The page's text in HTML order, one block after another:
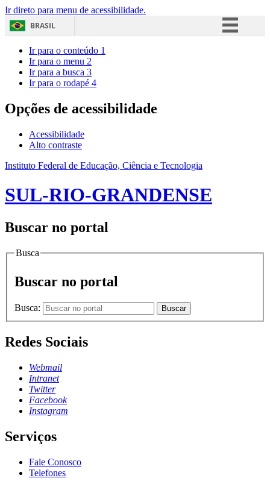
Ir direto para menu de acessibilidade.
BRASIL
Acesso à informação
Ir para o conteúdo 1
Ir para o menu 2
Ir para a busca 3
Ir para o rodapé 4
Opções de acessibilidade
Acessibilidade
Alto contraste
Instituto Federal de Educação, Ciência e Tecnologia
SUL-RIO-GRANDENSE
Buscar no portal
Busca
Buscar no portal
Busca: Buscar
Redes Sociais
Webmail
Intranet
Twitter
Facebook
Instagram
Serviços
Fale Conosco
Telefones